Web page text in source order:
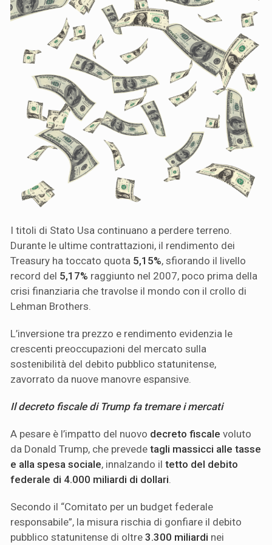
I titoli di Stato Usa continuano a perdere terreno.
Durante le ultime contrattazioni, il rendimento dei
Treasury ha toccato quota 5,15%, sfiorando il livello
record del 5,17% raggiunto nel 2007, poco prima della
crisi finanziaria che travolse il mondo con il crollo di
Lehman Brothers.
L’inversione tra prezzo e rendimento evidenzia le
crescenti preoccupazioni del mercato sulla
sostenibilità del debito pubblico statunitense,
zavorrato da nuove manovre espansive.
Il decreto fiscale di Trump fa tremare i mercati
A pesare è l’impatto del nuovo decreto fiscale voluto
da Donald Trump, che prevede tagli massicci alle tasse
e alla spesa sociale, innalzando il tetto del debito
federale di 4.000 miliardi di dollari
Secondo il “Comitato per un budget federale
responsabile”, la misura rischia di gonfiare il debito
pubblico statunitense di oltre 3.300 miliardi nei